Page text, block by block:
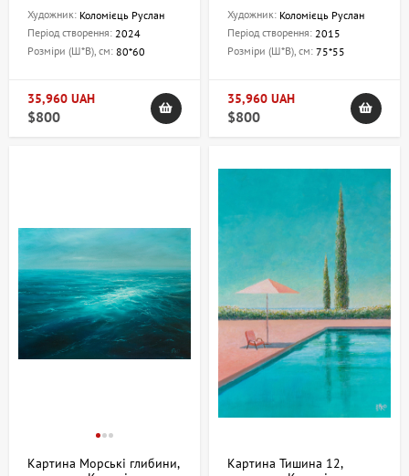
Художник: Коломієць Руслан
Період створення: 2024
Розміри (Ш*В), см: 80*60
35,960 UAH
$800
Художник: Коломієць Руслан
Період створення: 2015
Розміри (Ш*В), см: 75*55
35,960 UAH
$800
Картина Морські глибини,
Картина Тишина 12,